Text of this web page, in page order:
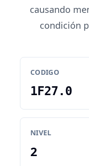
causando
condición
CODIGO
1F27.0
NIVEL
2